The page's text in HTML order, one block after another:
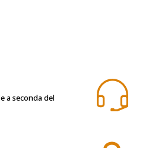
a seconda del